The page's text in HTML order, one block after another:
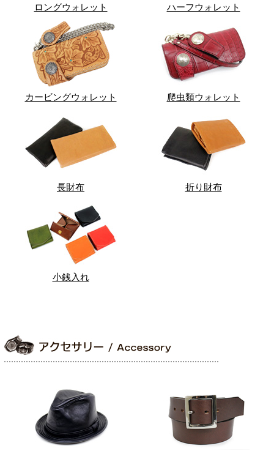
ロングウォレット ハーフウォレット
カービングウォレット 爬虫類ウォレット
長財布 折り財布
小銭入れ